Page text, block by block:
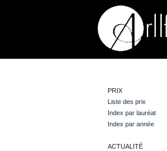
PRIX
Liste des prix
Index par lauréat
Index par année
ACTUALITÉ